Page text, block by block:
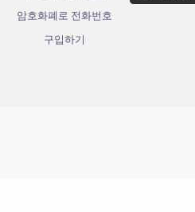
암호화폐로 전화번호
구입하기